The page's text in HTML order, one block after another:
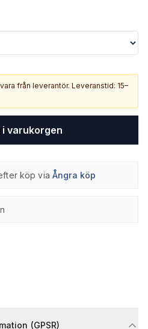
från leverantör. Leveranstid: 15–
i varukorgen
köp via Ångra köp
(GPSR)